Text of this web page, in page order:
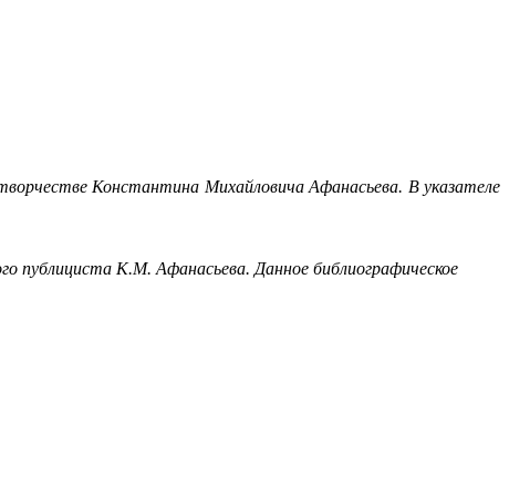
Константина Михайловича Афанасьева. В указателе
публициста К.М. Афанасьева. Данное библиографическое